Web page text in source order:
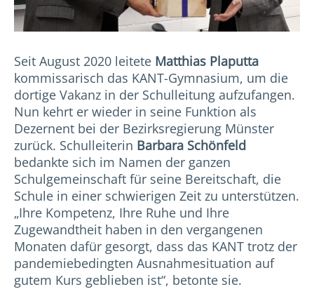
Seit August 2020 leitete Matthias Plaputta
kommissarisch das KANT-Gymnasium, um die
dortige Vakanz in der Schulleitung aufzufangen.
Nun kehrt er wieder in seine Funktion als
Dezernent bei der Bezirksregierung Münster
zurück. Schulleiterin Barbara Schönfeld
bedankte sich im Namen der ganzen
Schulgemeinschaft für seine Bereitschaft, die
Schule in einer schwierigen Zeit zu unterstützen.
„Ihre Kompetenz, Ihre Ruhe und Ihre
Zugewandtheit haben in den vergangenen
Monaten dafür gesorgt, dass das KANT trotz der
pandemiebedingten Ausnahmesituation auf
gutem Kurs geblieben ist“, betonte sie.